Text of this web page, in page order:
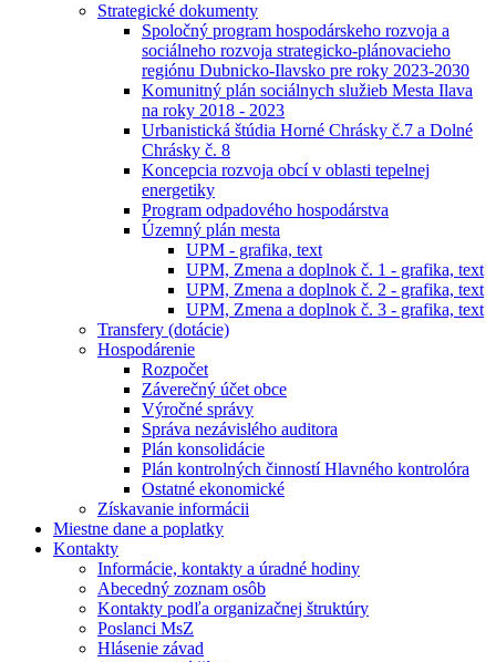
Strategické dokumenty
Spoločný program hospodárskeho rozvoja a
sociálneho rozvoja strategicko-plánovacieho
regiónu Dubnicko-Ilavsko pre roky 2023-2030
Komunitný plán sociálnych služieb Mesta Ilava
na roky 2018 - 2023
Urbanistická štúdia Horné Chrásky č.7 a Dolné
Chrásky č. 8
Koncepcia rozvoja obcí v oblasti tepelnej
energetiky
Program odpadového hospodárstva
Územný plán mesta
UPM - grafika, text
UPM, Zmena a doplnok č. 1 - grafika, text
UPM, Zmena a doplnok č. 2 - grafika, text
UPM, Zmena a doplnok č. 3 - grafika, text
Transfery (dotácie)
Hospodárenie
Rozpočet
Záverečný účet obce
Výročné správy
Správa nezávislého auditora
Plán konsolidácie
Plán kontrolných činností Hlavného kontrolóra
Ostatné ekonomické
Získavanie informácii
Miestne dane a poplatky
Kontakty
Informácie, kontakty a úradné hodiny
Abecedný zoznam osôb
Kontakty podľa organizačnej štruktúry
Poslanci MsZ
Hlásenie závad